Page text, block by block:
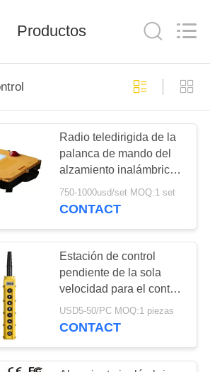
Productos
Radio teledirigida de la
palanca de mando del
alzamiento inalámbrico
del diseño industrial
teledirigida
750-1000usd/set MOQ:1 set
CONTACT
Estación de control
pendiente de la sola
velocidad para el control
del alzamiento y de la
grúa/del colgante de la
USD5-50/PC MOQ:1 piezas
CONTACT